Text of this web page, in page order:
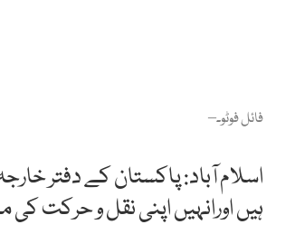
فائل فوٹو۔–
اسلام آباد: پاکستان کے دفتر
ہیں اورانہیں اپنی نقل و حرکت